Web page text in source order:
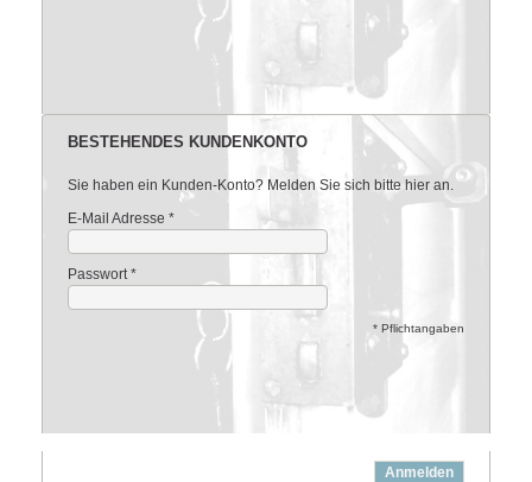
BESTEHENDES KUNDENKONTO
Sie haben ein Kunden-Konto? Melden Sie sich bitte hier an.
*
E-Mail Adresse
*
Passwort
* Pflichtangaben
Anmelden